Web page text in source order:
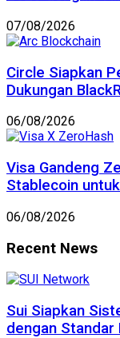
07/08/2026
Circle Siapkan
Dukungan
06/08/2026
Visa Gandeng
Stablecoin
06/08/2026
Recent News
Sui Siapkan
dengan Standar